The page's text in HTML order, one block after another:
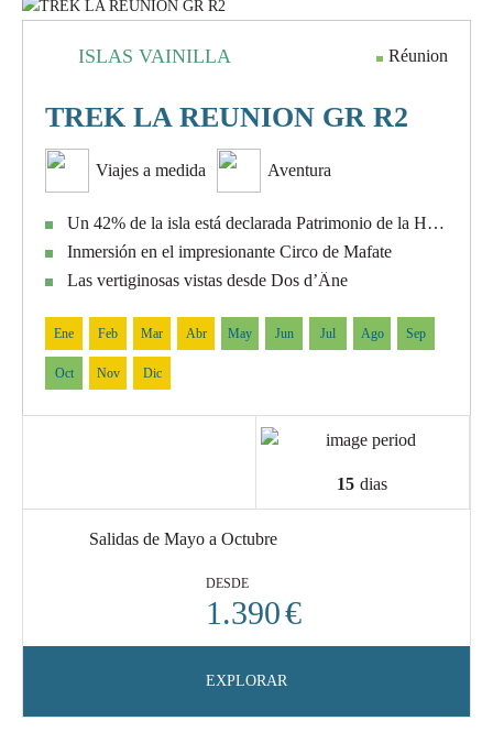
ISLAS VAINILLA Réunion
TREK LA REUNION GR R2
Viajes a medida Aventura
Un 42% de la isla está declarada Patrimonio de la Humanidad por UNESCO
Inmersión en el impresionante Circo de Mafate
Las vertiginosas vistas desde Dos d’Âne
Ene Feb Mar Abr May Jun Jul Ago Sep
Oct Nov Dic
15 dias
Salidas de Mayo a Octubre
DESDE
1.390€
EXPLORAR